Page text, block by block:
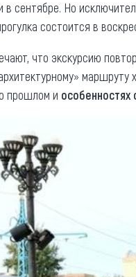
в сентябре. Но
состоится в
что экскурсию
маршруту
прошлом и особенностях